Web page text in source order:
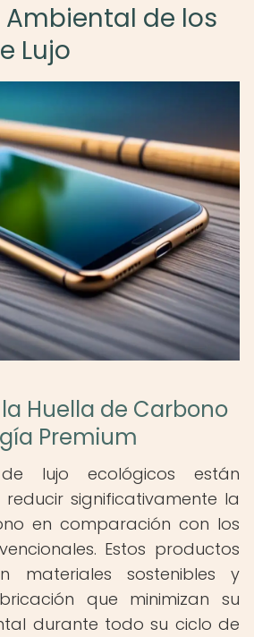
de los
Lujo
Huella de Carbono
Premium
lujo ecológicos están
significativamente la
en comparación con los
Estos productos
materiales sostenibles y
que minimizan su
durante todo su ciclo de